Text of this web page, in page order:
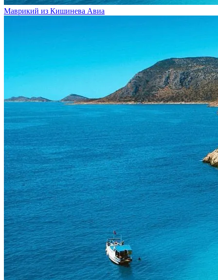
Маврикий из Кишинева Авиа